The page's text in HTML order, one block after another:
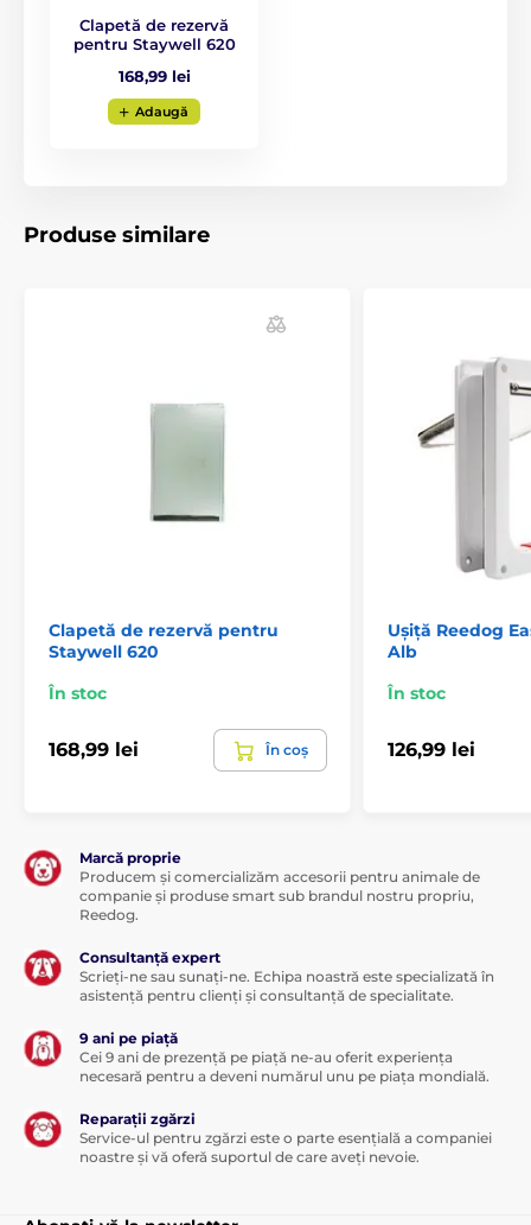
Clapetă de rezervă
pentru Staywell 620
168,99 lei
Adaugă
Produse similare
Clapetă de rezervă pentru
Staywell 620
În stoc
168,99 lei În coș
Ușiță Reedog
Alb
În stoc
126,99 lei
Marcă proprie
Producem și comercializăm accesorii pentru animale de
companie și produse smart sub brandul nostru propriu,
Reedog.
Consultanță expert
Scrieți-ne sau sunați-ne. Echipa noastră este specializată în
asistență pentru clienți și consultanță de specialitate.
9 ani pe piață
Cei 9 ani de prezență pe piață ne-au oferit experiența
necesară pentru a deveni numărul unu pe piața mondială.
Reparații zgărzi
Service-ul pentru zgărzi este o parte esențială a companiei
noastre și vă oferă suportul de care aveți nevoie.